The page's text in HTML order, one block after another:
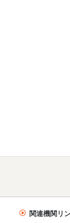
関連機関リ